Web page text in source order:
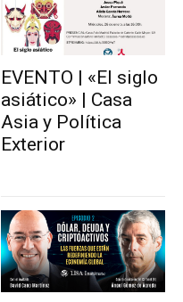
EVENTO | «El siglo
asiático» | Casa
Asia y Política
Exterior